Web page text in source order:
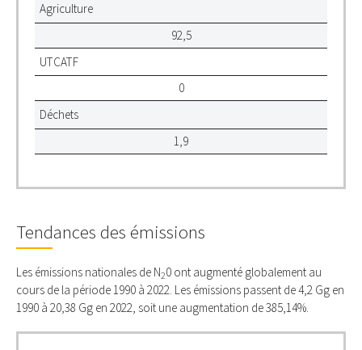
Agriculture
92,5
UTCATF
0
Déchets
1,9
Tendances des émissions
Les émissions nationales de N20 ont augmenté globalement au
cours de la période 1990 à 2022. Les émissions passent de 4,2 Gg en
1990 à 20,38 Gg en 2022, soit une augmentation de 385,14%.